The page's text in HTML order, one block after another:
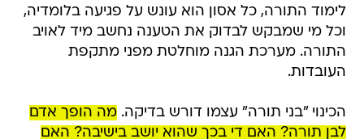
לימוד התורה, כל אסון הוא עונש על פגיעה בלומדיה,
וכל מי שמבקש לבדוק את הטענה נחשב מיד לאויב
התורה. מערכת הגנה מוחלטת מפני מתקפת
העובדות.
הכינוי "בני תורה" עצמו דורש בדיקה.מה הופך אדם
לבן תורה? האם די בכך שהוא יושב בישיבה? האם